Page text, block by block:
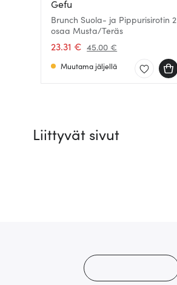
Gefu
Brunch Suola- ja Pippurisirotin 2
osaa Musta/Teräs
23.31 € 45.00 €
Muutama jäljellä
Liittyvät sivut